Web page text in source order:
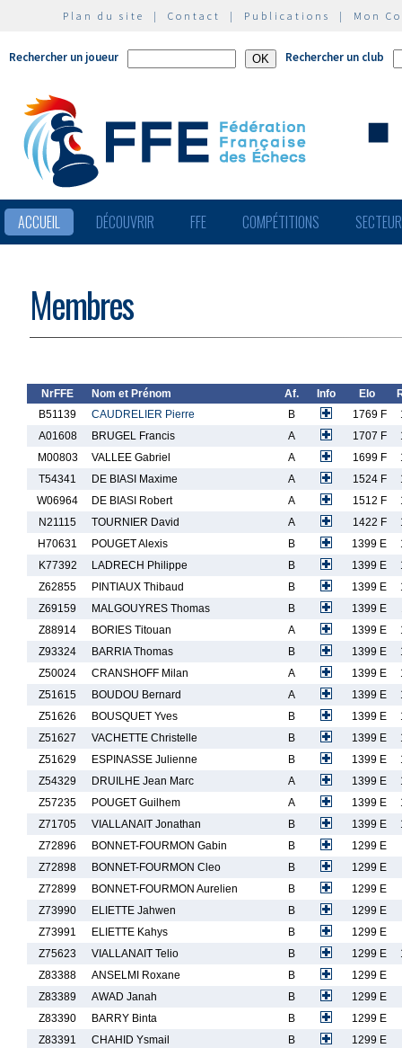
Plan du site | Contact | Publications | Mon
Rechercher un joueur Rechercher un club
ACCUEIL DÉCOUVRIR FFE COMPÉTITIONS
Membres
NrFFE Nom et Prénom Af. Info Elo
B51139
CAUDRELIER Pierre B 1769 F
A01608
BRUGEL Francis A 1707 F
M00803
VALLEE Gabriel A 1699 F
T54341
DE BIASI Maxime A 1524 F
W06964
DE BIASI Robert A 1512 F
N21115
TOURNIER David A 1422 F
H70631
POUGET Alexis B 1399 E
K77392
LADRECH Philippe B 1399 E
Z62855
PINTIAUX Thibaud B 1399 E
Z69159
MALGOUYRES Thomas B 1399 E
Z88914
BORIES Titouan A 1399 E
Z93324
BARRIA Thomas B 1399 E
Z50024
CRANSHOFF Milan A 1399 E
Z51615
BOUDOU Bernard A 1399 E
Z51626
BOUSQUET Yves B 1399 E
Z51627
VACHETTE Christelle B 1399 E
Z51629
ESPINASSE Julienne B 1399 E
Z54329
DRUILHE Jean Marc A 1399 E
Z57235
POUGET Guilhem A 1399 E
Z71705
VIALLANAIT Jonathan B 1399 E
Z72896
BONNET-FOURMON Gabin B
1299 E
Z72898
BONNET-FOURMON Cleo B
1299 E
Z72899
BONNET-FOURMON Aurelien B
1299 E
Z73990
ELIETTE Jahwen B
1299 E
Z73991
ELIETTE Kahys B
1299 E
Z75623
VIALLANAIT Telio B 1299 E
Z83388
ANSELMI Roxane B
1299 E
Z83389
AWAD Janah B
1299 E
Z83390
BARRY Binta B
1299 E
Z83391
CHAHID Ysmail B
1299 E